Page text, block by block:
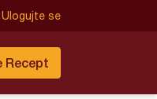
Ulogujte se
Recept